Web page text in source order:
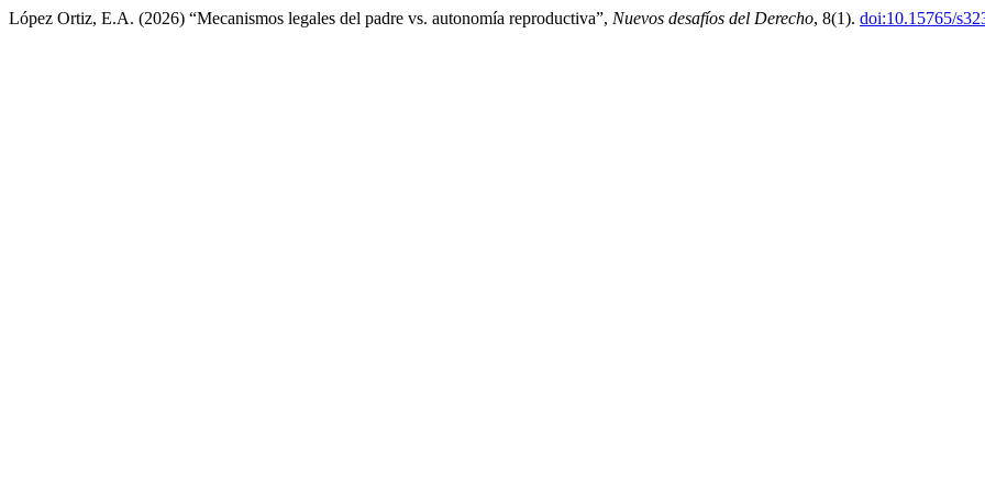
López Ortiz, E.A. (2026) “Mecanismos legales del padre vs. autonomía reproductiva”, Nuevos desafíos del Derecho, 8(1). doi:10.15765/